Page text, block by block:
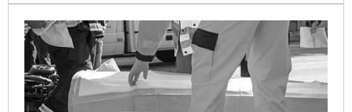
死亡、1人受傷。事故發生原因有待警方進一步釐清。